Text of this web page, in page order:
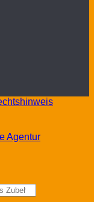
Agentur